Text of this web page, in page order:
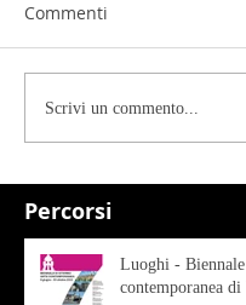
Percorsi
Commenti
Scrivi un commento...
Luoghi -
contemporanea